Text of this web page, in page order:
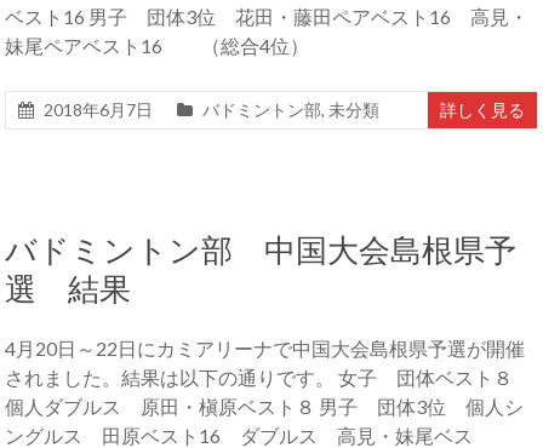
ベスト16 男子 団体3位 花田・藤田ペアベスト16 高見・
妹尾ペアベスト16 （総合4位）
2018年6月7日 バドミントン部, 未分類 詳しく見る
バドミントン部 中国大会島根県予
選 結果
4月20日～22日にカミアリーナで中国大会島根県予選が開催
されました。結果は以下の通りです。 女子 団体ベスト８
個人ダブルス 原田・槇原ベスト８ 男子 団体3位 個人シ
ングルス 田原ベスト16 ダブルス 高見・妹尾ベス